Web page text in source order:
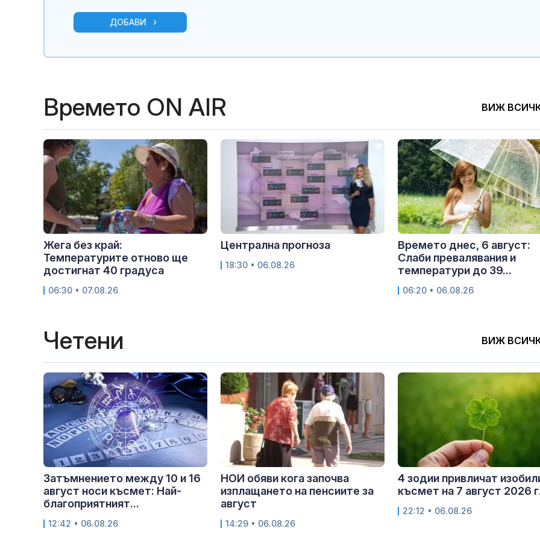
ДОБАВИ
Времето ON AIR ВИЖ
Жега без край:
Температурите отново ще
достигнат 40 градуса
06:30 • 07.08.26
Централна прогноза
18:30 • 06.08.26
Времето днес, 6 август:
Слаби превалявания и
температури до 39...
06:20 • 06.08.26
Четени ВИЖ
Затъмнението между 10 и 16
август носи късмет: Най-
благоприятният...
12:42 • 06.08.26
НОИ обяви кога започва
изплащането на пенсиите за
август
14:29 • 06.08.26
4 зодии привличат
късмет на 7 август 2026
22:12 • 06.08.26